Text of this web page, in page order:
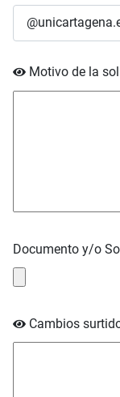
Motivo de la
Documento y/o
Cambios